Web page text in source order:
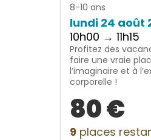
8-10 ans
lundi 24 août
10h00 → 11h15
Profitez des
faire une vraie
l’imaginaire et à
corporelle !
80 €
9 places